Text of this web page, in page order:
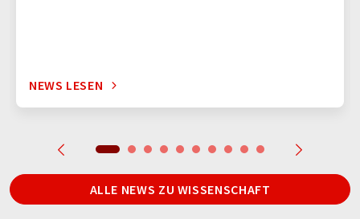
NEWS LESEN
ALLE NEWS ZU WISSENSCHAFT